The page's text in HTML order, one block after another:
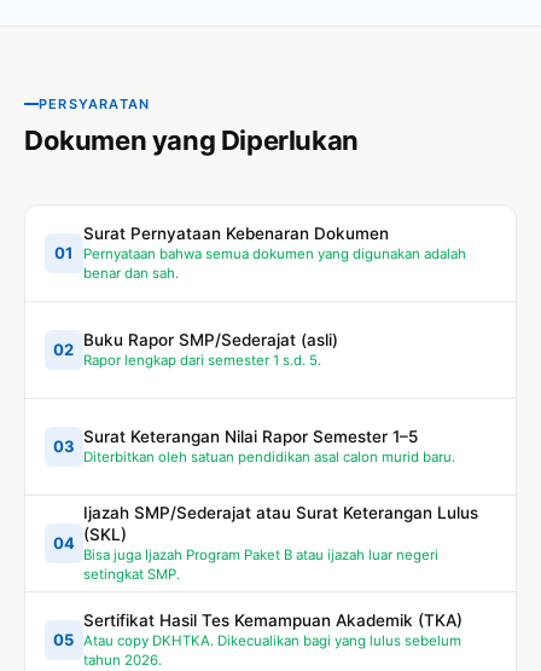
PERSYARATAN
Dokumen yang Diperlukan
01
Surat Pernyataan Kebenaran Dokumen
Pernyataan bahwa semua dokumen yang digunakan adalah
benar dan sah.
02 Buku Rapor SMP/Sederajat (asli)
Rapor lengkap dari semester 1 s.d. 5.
03 Surat Keterangan Nilai Rapor Semester 1–5
Diterbitkan oleh satuan pendidikan asal calon murid baru.
04
Ijazah SMP/Sederajat atau Surat Keterangan Lulus
(SKL)
Bisa juga Ijazah Program Paket B atau ijazah luar negeri
setingkat SMP.
05
Sertifikat Hasil Tes Kemampuan Akademik (TKA)
Atau copy DKHTKA. Dikecualikan bagi yang lulus sebelum
tahun 2026.